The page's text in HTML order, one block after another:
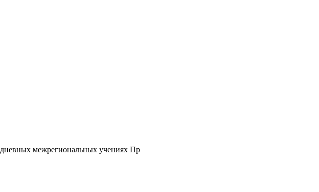
межрегиональных учениях Пр